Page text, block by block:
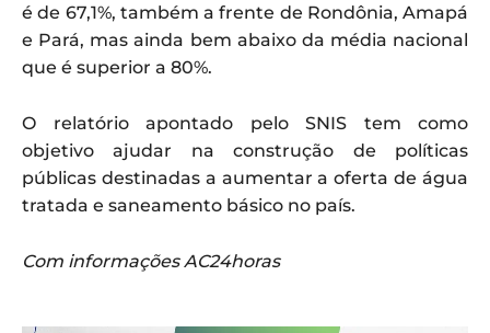
é de 67,1%, também a frente de Rondônia, Amapá
e Pará, mas ainda bem abaixo da média nacional
que é superior a 80%.
O relatório apontado pelo SNIS tem como
objetivo ajudar na construção de políticas
públicas destinadas a aumentar a oferta de água
tratada e saneamento básico no país.
Com informações AC24horas